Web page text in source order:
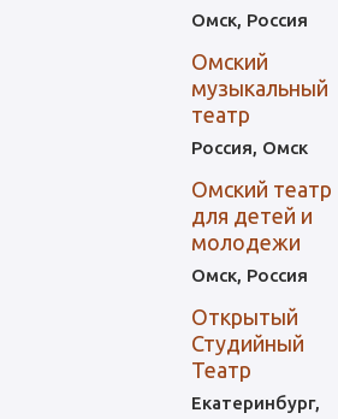
Омск, Россия
Омский
музыкальный
театр
Россия, Омск
Омский театр
для детей и
молодежи
Омск, Россия
Открытый
Студийный
Театр
Екатеринбург,